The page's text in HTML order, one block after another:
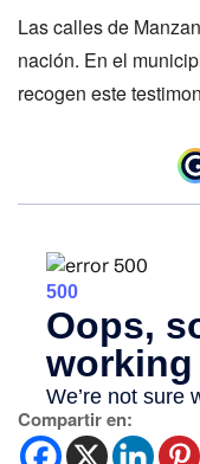
Las calles de
nación. En el
recogen este
Compartir en: